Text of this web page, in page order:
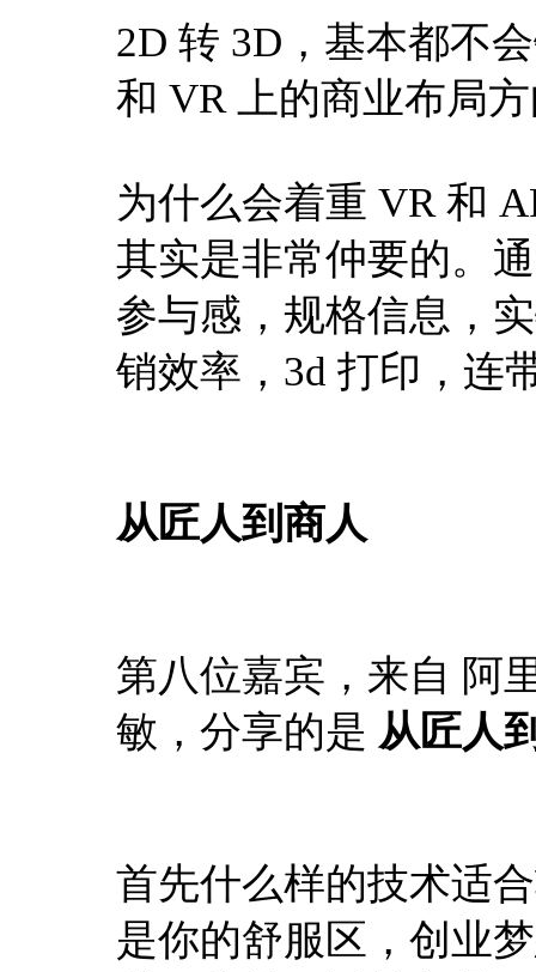
2D 转 3D，基本都不
和 VR 上的商业布局
为什么会着重 VR 和
其实是非常仲要的。
参与感，规格信息，
销效率，3d 打印，连
从匠人到商人
第八位嘉宾，来自 阿
敏，分享的是 从匠人
首先什么样的技术适
是你的舒服区，创业